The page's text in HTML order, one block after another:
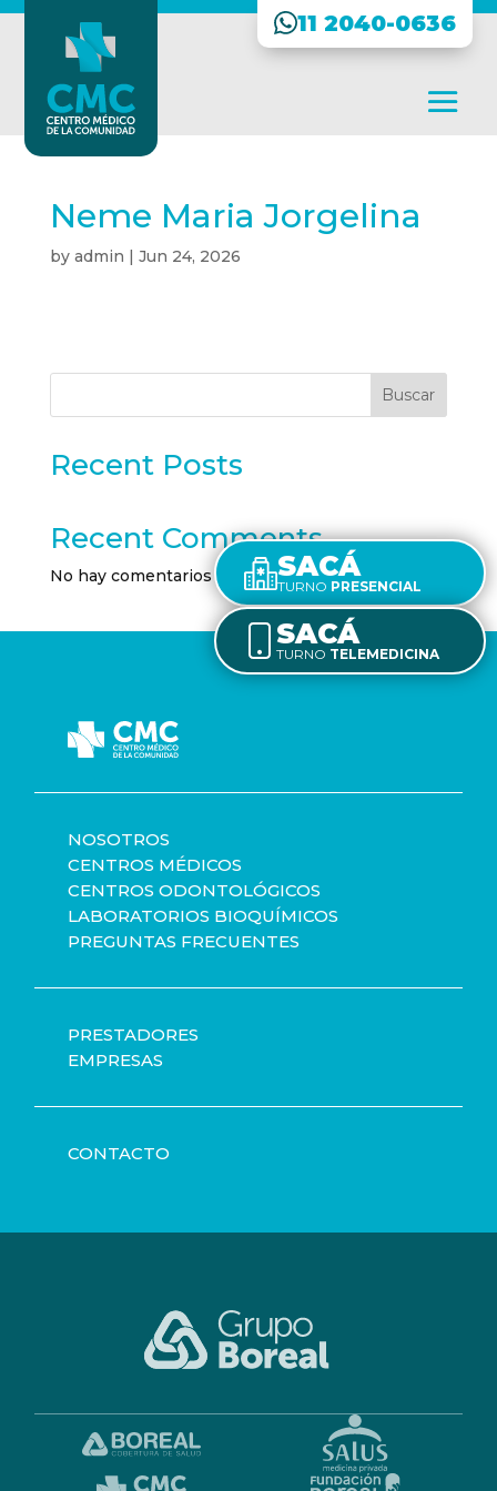
11 2040-0636
Neme Maria Jorgelina
by admin | Jun 24, 2026
Buscar
Recent Posts
Recent Comments
No hay comentarios que mostrar.SACÁ
TURNO PRESENCIAL
SACÁ
TURNO TELEMEDICINA
NOSOTROS
CENTROS MÉDICOS
CENTROS ODONTOLÓGICOS
LABORATORIOS BIOQUÍMICOS
PREGUNTAS FRECUENTES
PRESTADORES
EMPRESAS
CONTACTO